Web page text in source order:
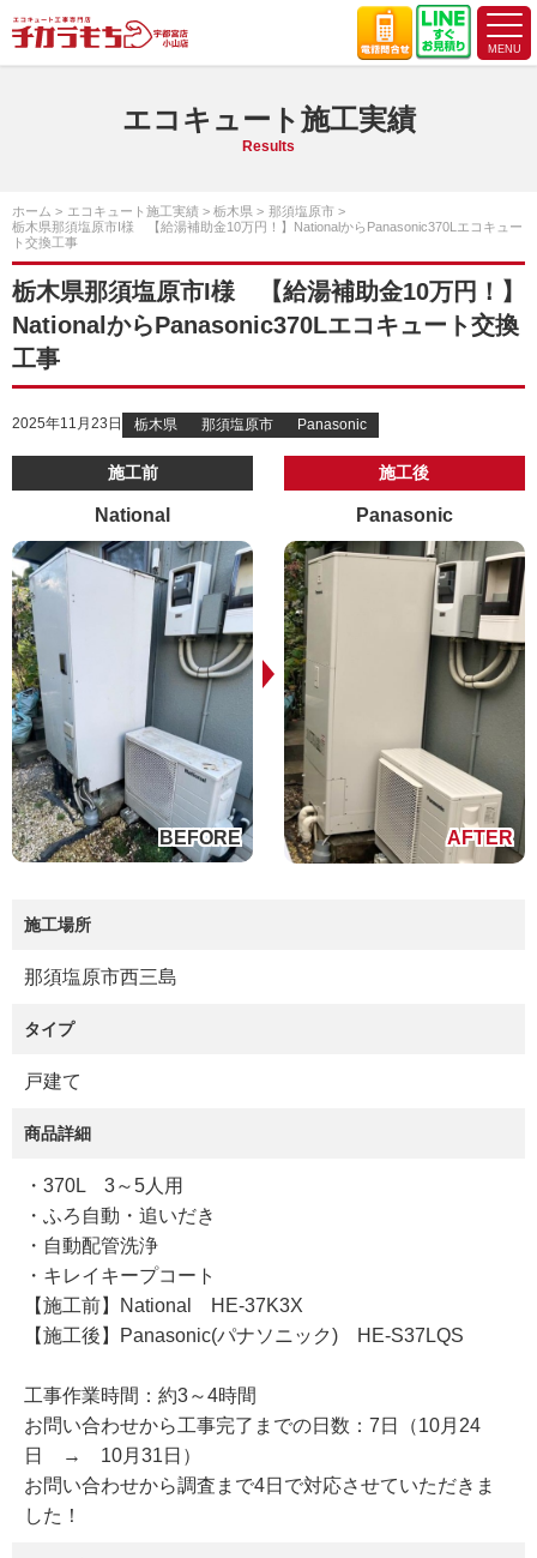
エコキュート施工実績
Results
ホーム エコキュート施工実績 栃木県
那須塩原市
栃木県那須塩原市I様 【給湯補助金10万円！】NationalからPanasonic370Lエコキュー
ト交換工事
栃木県那須塩原市I様 【給湯補助金10万円！】
NationalからPanasonic370Lエコキュート交換
工事
2025年11月23日 栃木県 那須塩原市 Panasonic
施工前
National
施工後
Panasonic
施工場所
那須塩原市西三島
タイプ
戸建て
商品詳細
・370L 3～5人用
・ふろ自動・追いだき
・自動配管洗浄
・キレイキープコート
【施工前】National HE-37K3X
【施工後】Panasonic(パナソニック) HE-S37LQS
工事作業時間：約3～4時間
お問い合わせから工事完了までの日数：7日（10月24
日 → 10月31日）
お問い合わせから調査まで4日で対応させていただきま
した！